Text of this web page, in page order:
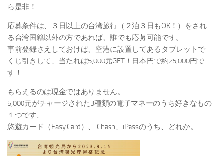
ら是非！
応募条件は、３日以上の台湾旅行（２泊３日もOK！）をされ
る台湾国籍以外の方であれば、誰でも応募可能です。
事前登録さえしておけば、空港に設置してあるタブレットで
くじ引きして、当たれば5,000元GET！日本円で約25,000円で
す！
もらえるのは現金ではありません。
5,000元がチャージされた3種類の電子マネーのうち好きなもの
１つです。
悠遊カード（Easy Card）、iChash、iPassのうち、どれか。